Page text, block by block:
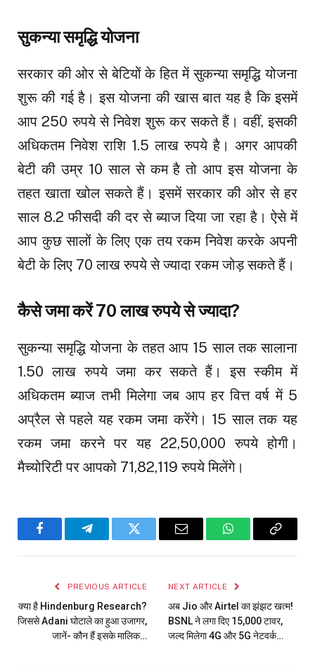
सुकन्या समृद्धि योजना
सरकार की ओर से बेटियों के हित में सुकन्या समृद्धि योजना
शुरू की गई है। इस योजना की खास बात यह है कि इसमें
आप 250 रुपये से निवेश शुरू कर सकते हैं। वहीं, इसकी
अधिकतम निवेश राशि 1.5 लाख रुपये है। अगर आपकी
बेटी की उम्र 10 साल से कम है तो आप इस योजना के
तहत खाता खोल सकते हैं। इसमें सरकार की ओर से हर
साल 8.2 फीसदी की दर से ब्याज दिया जा रहा है। ऐसे में
आप कुछ सालों के लिए एक तय रकम निवेश करके अपनी
बेटी के लिए 70 लाख रुपये से ज्यादा रकम जोड़ सकते हैं।
कैसे जमा करें 70 लाख रुपये से ज्यादा?
सुकन्या समृद्धि योजना के तहत आप 15 साल तक सालाना
1.50 लाख रुपये जमा कर सकते हैं। इस स्कीम में
अधिकतम ब्याज तभी मिलेगा जब आप हर वित्त वर्ष में 5
अप्रैल से पहले यह रकम जमा करेंगे। 15 साल तक यह
रकम जमा करने पर यह 22,50,000 रुपये होगी।
मैच्योरिटी पर आपको 71,82,119 रुपये मिलेंगे।
FacebookTelegramTwitter Email WhatsAppCopy
PREVIOUS ARTICLE
क्या है Hindenburg Research?
जिससे Adani घोटाले का हुआ उजागर,
जानें- कौन हैं इसके मालिक…
NEXT ARTICLE
अब Jio और Airtel का झंझट खत्म!
BSNL ने लगा दिए 15,000 टावर,
जल्द मिलेगा 4G और 5G नेटवर्क…